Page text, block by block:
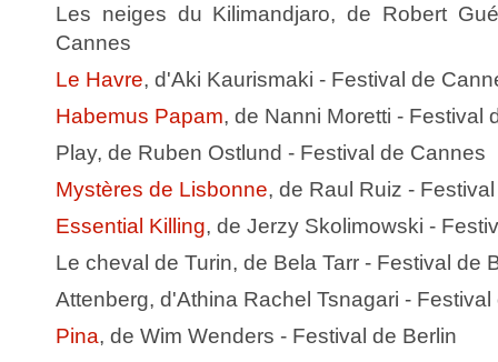
Les neiges du Kilimandjaro, de Robert
Cannes
Le Havre, d'Aki Kaurismaki - Festival de
Habemus Papam, de Nanni Moretti - Festival
Play, de Ruben Ostlund - Festival de Cannes
Mystères de Lisbonne, de Raul Ruiz -
Essential Killing, de Jerzy Skolimowski -
Le cheval de Turin, de Bela Tarr - Festival de
Attenberg, d'Athina Rachel Tsnagari - Festival
Pina, de Wim Wenders - Festival de Berlin